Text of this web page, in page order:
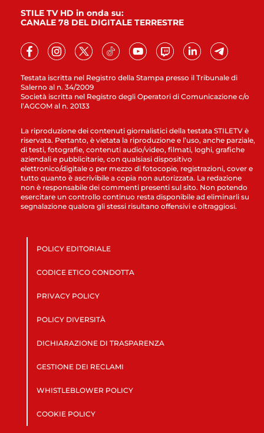
Testata iscritta nel Registro della Stampa presso il Tribunale di
Salerno al n. 34/2009
Società iscritta nel Registro degli Operatori di Comunicazione c/o
l’AGCOM al n. 20133
STILE TV HD in onda su:
CANALE 78 DEL DIGITALE TERRESTRE
La riproduzione dei contenuti giornalistici della testata STILETV è
riservata. Pertanto, è vietata la riproduzione e l’uso, anche parziale,
di testi, fotografie, contenuti audio/video, filmati, loghi, grafiche
aziendali e pubblicitarie, con qualsiasi dispositivo
elettronico/digitale o per mezzo di fotocopie, registrazioni, cover e
tutto quanto è ascrivibile a copia non autorizzata. La redazione
non è responsabile dei commenti presenti sul sito. Non potendo
esercitare un controllo continuo resta disponibile ad eliminarli su
segnalazione qualora gli stessi risultano offensivi e oltraggiosi.
POLICY EDITORIALE
CODICE ETICO CONDOTTA
PRIVACY POLICY
POLICY DIVERSITÀ
DICHIARAZIONE DI TRASPARENZA
GESTIONE DEI RECLAMI
WHISTLEBLOWER POLICY
COOKIE POLICY